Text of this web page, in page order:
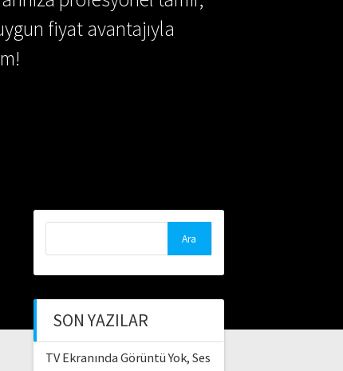
fiyat avantajıyla
SON YAZILAR
TV Ekranında Görüntü Yok, Ses